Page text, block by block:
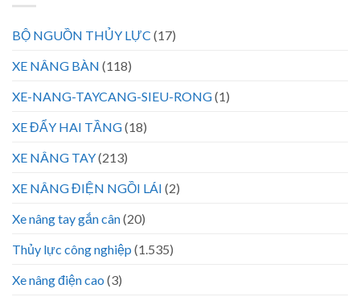
BỘ NGUỒN THỦY LỰC (17)
XE NÂNG BÀN (118)
XE-NANG-TAYCANG-SIEU-RONG(1)
XE ĐẨY HAI TẦNG(18)
XE NÂNG TAY(213)
XE NÂNG ĐIỆN NGỒI LÁI (2)
Xe nâng tay gắn cân(20)
Thủy lực công nghiệp (1.535)
Xe nâng điện cao (3)